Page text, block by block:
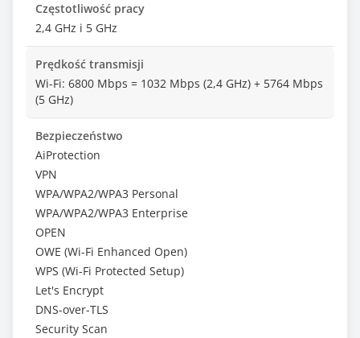
Częstotliwość pracy
2,4 GHz i 5 GHz
Prędkość transmisji
Wi-Fi: 6800 Mbps = 1032 Mbps (2,4 GHz) + 5764 Mbps
(5 GHz)
Bezpieczeństwo
AiProtection
VPN
WPA/WPA2/WPA3 Personal
WPA/WPA2/WPA3 Enterprise
OPEN
OWE (Wi-Fi Enhanced Open)
WPS (Wi-Fi Protected Setup)
Let's Encrypt
DNS-over-TLS
Security Scan